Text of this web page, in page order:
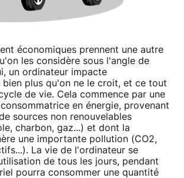
économiques prennent une autre
les considère sous l'angle de
un ordinateur impacte
bien plus qu'on ne le croit, et ce tout
de vie. Cela commence par une
en énergie, provenant
sources non renouvelables
charbon, gaz...) et dont la
une importante pollution (CO2,
La vie de l'ordinateur se
de tous les jours, pendant
pourra consommer une quantité